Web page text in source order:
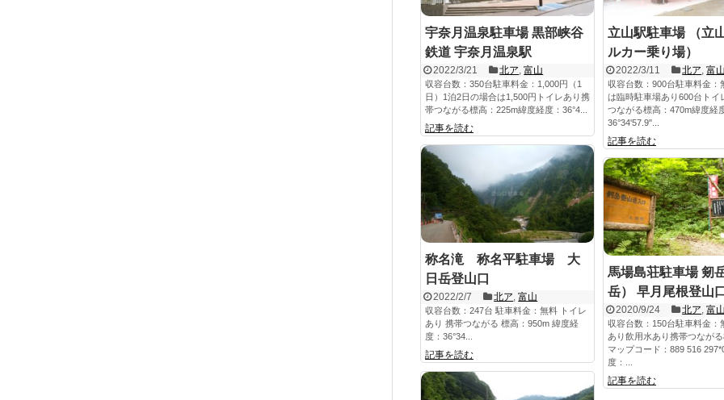
宇奈月温泉駐車場 黒部峡谷
鉄道 宇奈月温泉駅
2022/3/21 北ア,富山
収容台数：350台駐車料金：1,000円（1
日）1泊2日の場合は1,500円トイレあり携
帯つながる標高：225m緯度経度：36°4...
記事を読む
立山駅駐車場 （立
ルカー乗り場）
2022/3/11 北ア,富
収容台数：900台駐車料金：
は臨時駐車場あり600台トイ
つながる標高：470m緯度経
36°34'57.9"...
記事を読む
称名滝 称名平駐車場 大
日岳登山口
2022/2/7 北ア ,富山
収容台数：247台 駐車料金：無料 トイレ
あり 携帯つながる 標高：950m 緯度経
度：36°34...
記事を読む
馬場島荘駐車場 剱
岳） 早月尾根登山
2020/9/24 北ア ,富
収容台数：150台駐車料金：
あり飲用水あり携帯つなが
マップコード：889 516
度：...
記事を読む